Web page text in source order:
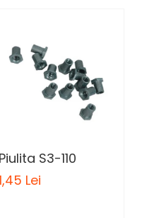
Piulita S3-110
Lei